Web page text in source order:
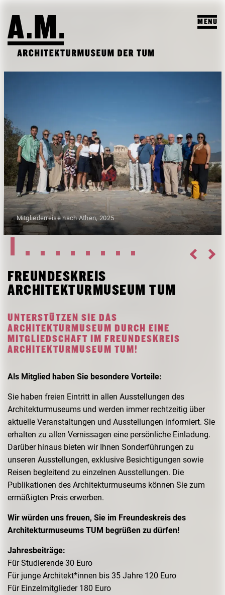
MENU
VORSCHAU
ARCHIV AUSSTELLUNGEN
ARCHIV VERANSTALTUNGEN
A.M. ARCHIV & LEHRE
A.M. ARCHIV / SAMMLUNG
LEHRPROFIL
STUDENTISCHE ARBEITEN
LEHRVERANSTALTUNGEN
DAS A.M.
ÜBER UNS
PUBLIKATIONEN
TEAM
Mitgliederreise nach Athen, 2025
FREUNDESKREIS
ARCHITEKTURMUSEUM TUM
UNTERSTÜTZEN SIE DAS
ARCHITEKTURMUSEUM DURCH EINE
MITGLIEDSCHAFT IM FREUNDESKREIS
ARCHITEKTURMUSEUM TUM!
Als Mitglied haben Sie besondere Vorteile:
Sie haben freien Eintritt in allen Ausstellungen des
Architekturmuseums und werden immer rechtzeitig über
aktuelle Veranstaltungen und Ausstellungen informiert. Sie
erhalten zu allen Vernissagen eine persönliche Einladung.
Darüber hinaus bieten wir Ihnen Sonderführungen zu
unseren Ausstellungen, exklusive Besichtigungen sowie
Reisen begleitend zu einzelnen Ausstellungen. Die
Publikationen des Architekturmuseums können Sie zum
ermäßigten Preis erwerben.
Wir würden uns freuen, Sie im Freundeskreis des
Architekturmuseums TUM begrüßen zu dürfen!
Jahresbeiträge:
Für Studierende 30 Euro
Für junge Architekt*innen bis 35 Jahre 120 Euro
Für Einzelmitglieder 180 Euro